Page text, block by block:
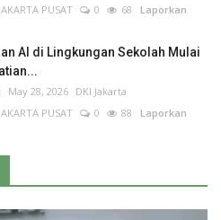
PUSAT
0 68 Laporkan
AI di Lingkungan Sekolah Mulai
May 28, 2026 DKI Jakarta
PUSAT
0 88 Laporkan